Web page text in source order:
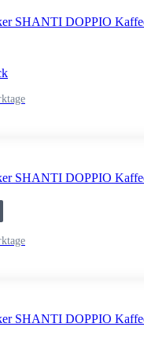
SHANTI DOPPIO
SHANTI DOPPIO
SHANTI DOPPIO